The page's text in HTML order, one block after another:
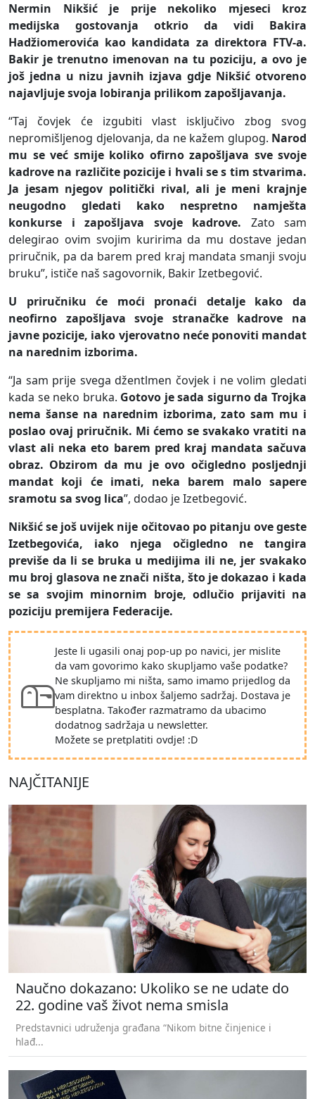
Nermin Nikšić je prije nekoliko mjeseci kroz
medijska gostovanja otkrio da vidi Bakira
Hadžiomerovića kao kandidata za direktora FTV-a.
Bakir je trenutno imenovan na tu poziciju, a ovo je
još jedna u nizu javnih izjava gdje Nikšić otvoreno
najavljuje svoja lobiranja prilikom zapošljavanja.
“Taj čovjek će izgubiti vlast isključivo zbog svog
nepromišljenog djelovanja, da ne kažem glupog. Narod
mu se već smije koliko ofirno zapošljava sve svoje
kadrove na različite pozicije i hvali se s tim stvarima.
Ja jesam njegov politički rival, ali je meni krajnje
neugodno gledati kako nespretno namješta
konkurse i zapošljava svoje kadrove. Zato sam
delegirao ovim svojim kuririma da mu dostave jedan
priručnik, pa da barem pred kraj mandata smanji svoju
bruku”, ističe naš sagovornik, Bakir Izetbegović.
U priručniku će moći pronaći detalje kako da
neofirno zapošljava svoje stranačke kadrove na
javne pozicije, iako vjerovatno neće ponoviti mandat
na narednim izborima.
“Ja sam prije svega džentlmen čovjek i ne volim gledati
kada se neko bruka. Gotovo je sada sigurno da Trojka
nema šanse na narednim izborima, zato sam mu i
poslao ovaj priručnik. Mi ćemo se svakako vratiti na
vlast ali neka eto barem pred kraj mandata sačuva
obraz. Obzirom da mu je ovo očigledno posljednji
mandat koji će imati, neka barem malo sapere
sramotu sa svog lica”, dodao je Izetbegović.
Nikšić se još uvijek nije očitovao po pitanju ove geste
Izetbegovića, iako njega očigledno ne tangira
previše da li se bruka u medijima ili ne, jer svakako
mu broj glasova ne znači ništa, što je dokazao i kada
se sa svojim minornim broje, odlučio prijaviti na
poziciju premijera Federacije.
Jeste li ugasili onaj pop-up po navici, jer mislite
da vam govorimo kako skupljamo vaše podatke?
Ne skupljamo mi ništa, samo imamo prijedlog da
vam direktno u inbox šaljemo sadržaj. Dostava je
besplatna. Također razmatramo da ubacimo
dodatnog sadržaja u newsletter.
Možete se pretplatiti ovdje! :D
NAJČITANIJE
Naučno dokazano: Ukoliko se ne udate do
22. godine vaš život nema smisla
Predstavnici udruženja građana “Nikom bitne činjenice i
hlađ...